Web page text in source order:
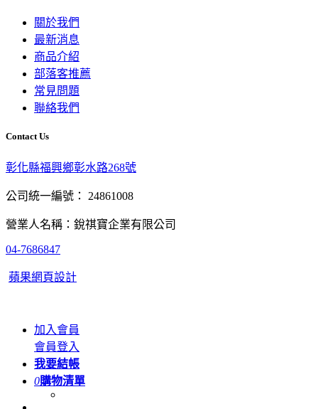
關於我們
最新消息
商品介紹
部落客推薦
常見問題
聯絡我們
Contact Us
彰化縣福興鄉彰水路268號
公司統一編號： 24861008
營業人名稱：銳祺寶企業有限公司
04-7686847
蘋果網頁設計
加入會員
會員登入
我要結帳
0購物清單